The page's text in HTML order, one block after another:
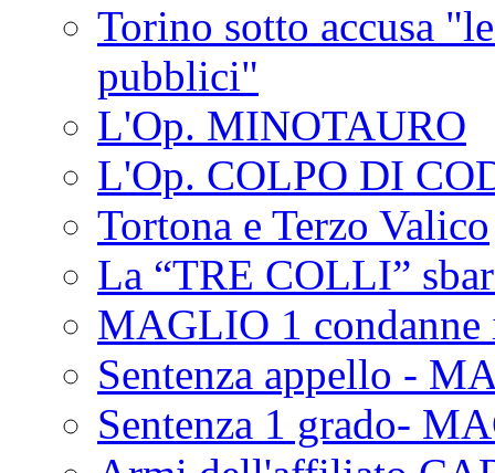
Torino sotto accusa
pubblici"
L'Op. MINOTAURO
L'Op. COLPO DI
Tortona e Terzo Valico
La “TRE COLLI”
MAGLIO 1 condanne
Sentenza appello -
Sentenza 1 grado-